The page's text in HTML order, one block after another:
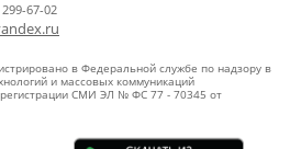
67-02
в Федеральной службе по надзору в
и массовых коммуникаций
регистрации СМИ ЭЛ № ФС 77 - 70345 от